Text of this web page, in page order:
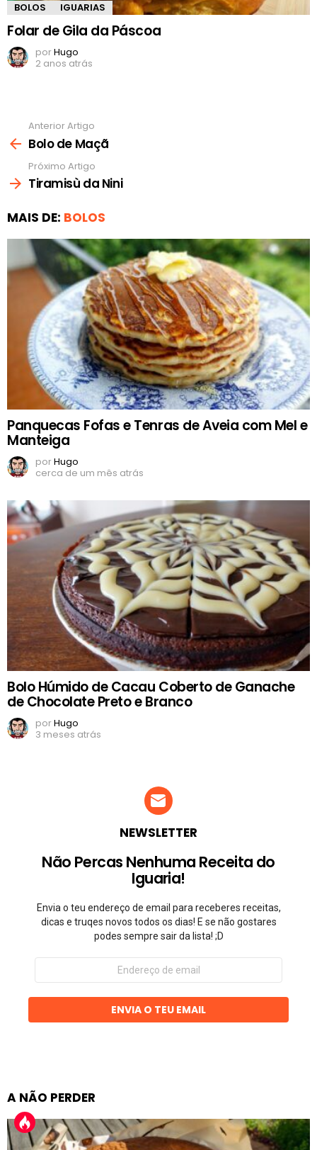
BOLOS IGUARIAS
Folar de Gila da Páscoa
porHugo
2 anos atrás
mais
Anterior Artigo
Bolo de Maçã
Próximo Artigo
Tiramisù da Nini
MAIS DE: BOLOS
Panquecas Fofas e Tenras de Aveia com Mel e
Manteiga
porHugo
cerca de um mês atrás
Bolo Húmido de Cacau Coberto de Ganache
de Chocolate Preto e Branco
porHugo
3 meses atrás
NEWSLETTER
Não Percas Nenhuma Receita do
Iguaria!
Envia o teu endereço de email para receberes receitas,
dicas e truqes novos todos os dias! E se não gostares
podes sempre sair da lista! ;D
Endereço
email
ENVIA O TEU EMAIL
A NÃO PERDER